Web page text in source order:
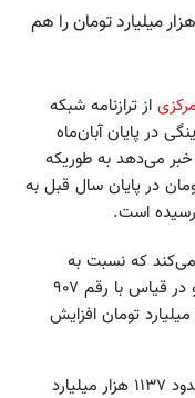
همشهری آنلاین: حجم نقدینگی مرز ۱۱۶۰ هزار میلیارد تومان را هم
از ترازنامه شبکه
۱۴.۳ درصدی نقدینگی در پایان آبان‌ماه
می‌دهد به‌ طوریکه
هزار میلیارد تومان در پایان سال قبل به
می‌کند که نسبت به
آبان‌ماه سال گذشته تا ۲۸ درصد رشد دارد و در قیاس با رقم ۹۰۷
این دوره تا بیش از ۲۵۰ هزار میلیارد تومان افزایش
این در حالی است که نقدینگی در مهرماه حدود ۱۱۳۷ هزار میلیارد